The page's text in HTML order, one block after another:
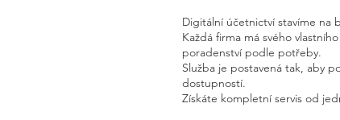
Digitální účetnictví stavíme na
Každá firma má svého
poradenství podle potřeby.
Služba je postavená tak, aby
dostupností.
Získáte kompletní servis od